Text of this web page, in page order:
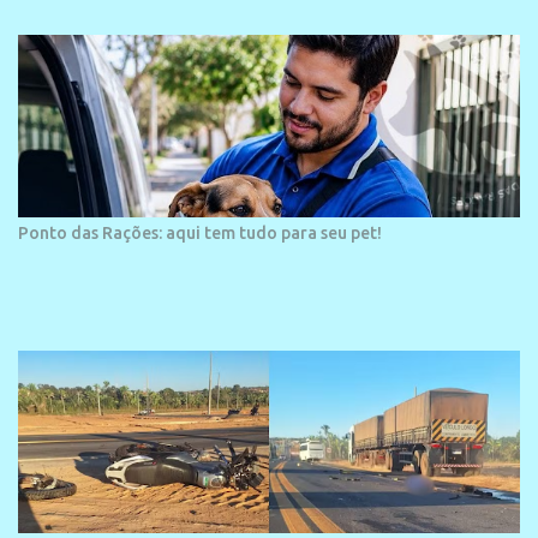
Ponto das Rações: aqui tem tudo para seu pet!